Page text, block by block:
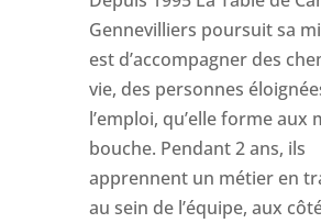
Gennevilliers poursuit sa
est d’accompagner des
vie, des personnes
l’emploi, qu’elle forme aux
bouche. Pendant 2 ans, ils
apprennent un métier en
au sein de l’équipe, aux